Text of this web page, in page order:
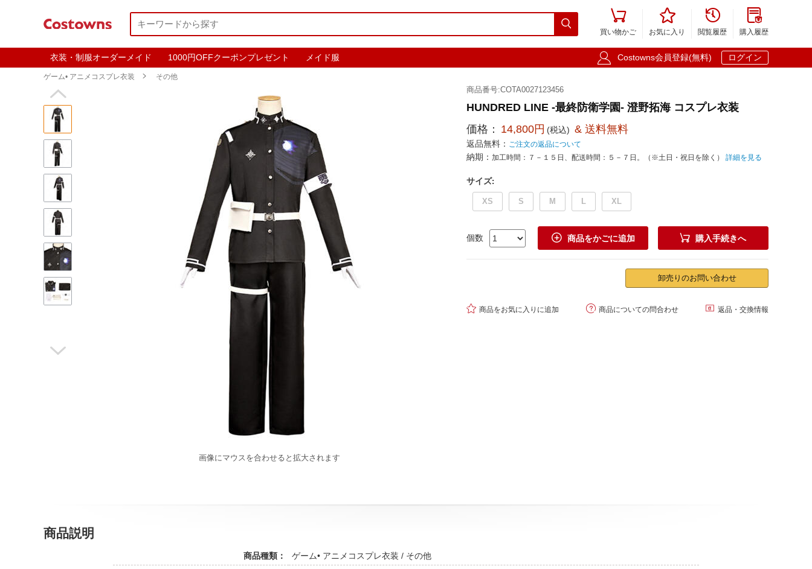


買い物かご

お気に入り

閲覧履歴

購入履歴
衣装・制服オーダーメイド 1000円OFFクーポンプレゼント メイド服  Costowns会員登録(無料) ログイン
ゲーム• アニメコスプレ衣装  その他


画像にマウスを合わせると拡大されます
商品番号:COTA0027123456
HUNDRED LINE -最終防衛学園- 澄野拓海 コスプレ衣装
価格： 14,800円 (税込) & 送料無料
返品無料： ご注文の返品について
納期： 加工時間：７－１５日、配送時間：５－７日。（※土日・祝日を除く） 詳細を見る
サイズ:
XS S M L XL
個数  商品をかごに追加  購入手続きへ
卸売りのお問い合わせ
 商品をお気に入りに追加  商品についての問合わせ  返品・交換情報
商品説明
商品種類：
ゲーム• アニメコスプレ衣装 / その他